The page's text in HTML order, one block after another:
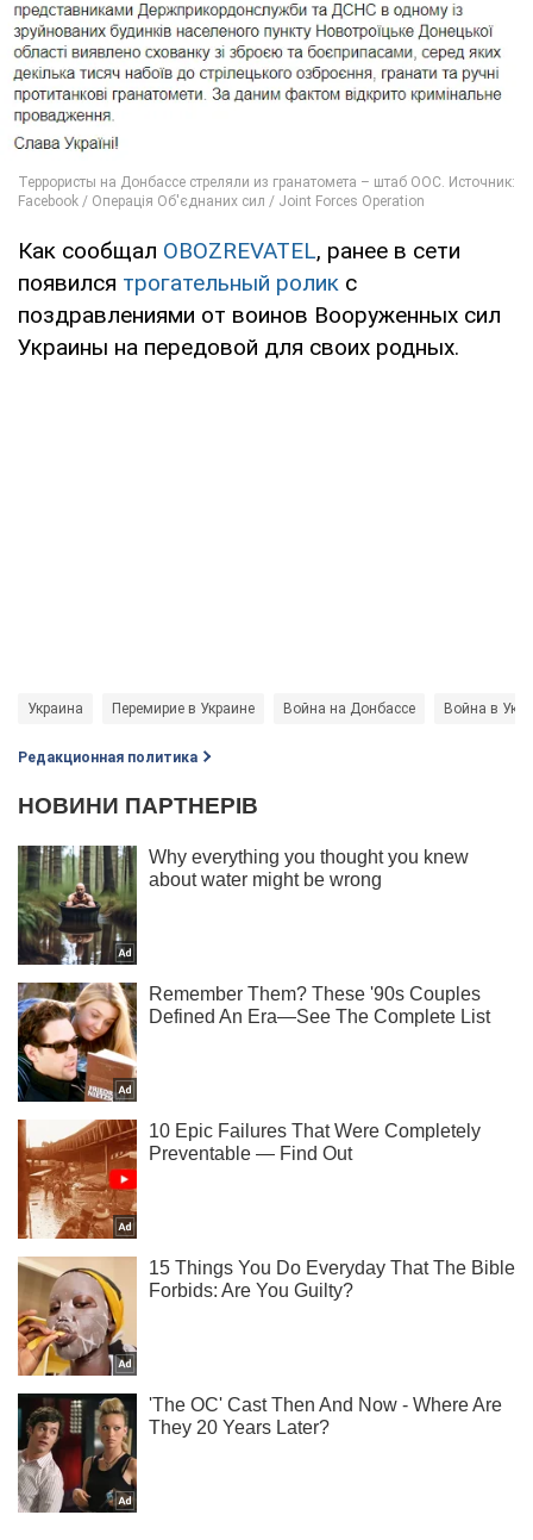
Как сообщал OBOZREVATEL, ранее в сети
появился трогательный ролик с
поздравлениями от воинов Вооруженных сил
Украины на передовой для своих родных.
Украина Перемирие в Украине Война на Донбассе Война в
Редакционная политика